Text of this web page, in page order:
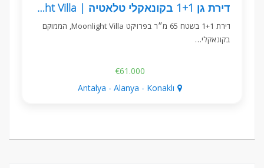
דירת גן 1+1 בקונאקלי טלאטיה | Moonlight Villa
דירת 1+1 בשטח 65 מ״ר בפרויקט Moonlight Villa, הממוקם
בקונאקלי…
€61.000
Antalya - Alanya - Konaklı